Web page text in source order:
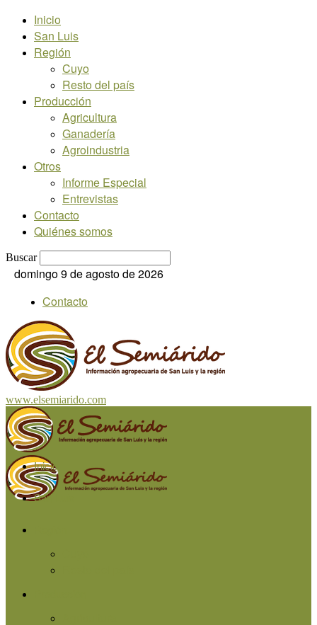
Inicio
San Luis
Región
Cuyo
Resto del país
Producción
Agricultura
Ganadería
Agroindustria
Otros
Informe Especial
Entrevistas
Contacto
Quiénes somos
Buscar
domingo 9 de agosto de 2026
Contacto
www.elsemiarido.com
Inicio
San Luis